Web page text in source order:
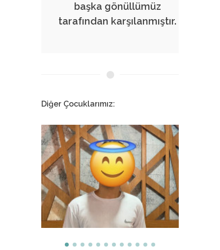
başka gönüllümüz
tarafından karşılanmıştır.
Diğer Çocuklarımız:
Kemal Ulaş
Pamukkale Tıp Fakültesi